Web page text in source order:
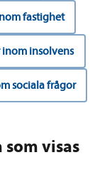
fastighet
inom insolvens
sociala frågor
visas